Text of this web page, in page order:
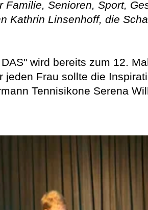
Familie, Senioren, Sport,
Kathrin Linsenhoff, die
wird bereits zum 12.
jeden Frau sollte die
Tennisikone Serena